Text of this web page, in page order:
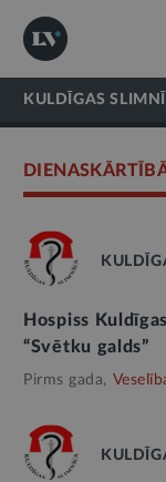
KULDĪGAS
Hospiss
“Svētku galds”
Pirms gada,